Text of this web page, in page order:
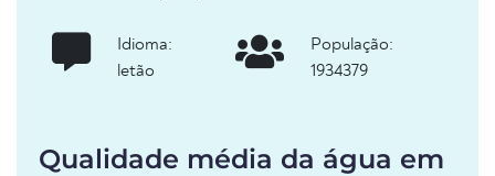
Idioma:
letão
População:
1934379
Qualidade média da água em